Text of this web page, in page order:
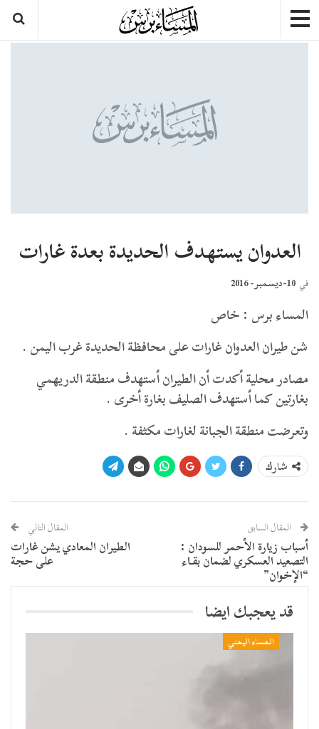
العدوان يستهدف الحديدة بعدة غارات
في 10-ديسمبر- 2016
المساء برس : خاص
شن طيران العدوان غارات على محافظة الحديدة غرب اليمن .
مصادر محلية أكدت أن الطيران أستهدف منطقة الدريهمي
بغارتين كما أستهدف الصليف بغارة أخرى .
وتعرضت منطقة الجبانة لغارات مكثفة .
شارك
المقال السابق
أسباب زيارة الأحمر للسودان :
التصعيد العسكري لضمان بقـاء
“الإخوان”
المقال التالي
الطيران المعادي يشن غارات
على حجة
قد يعجبك ايضا
المساء اليمني